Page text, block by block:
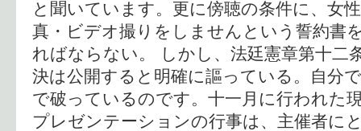
と聞いています。更に傍聴の条件に、女
真・ビデオ撮りをしませんという誓約書
ればならない。 しかし、法廷憲章第十二
決は公開すると明確に謳っている。自分
で破っているのです。十一月に行われた
プレゼンテーションの行事は、主催者に